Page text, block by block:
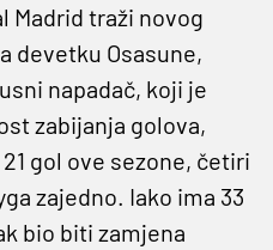
Madrid traži novog
devetku Osasune,
napadač, koji je
zabijanja golova,
gol ove sezone, četiri
zajedno. Iako ima 33
bio biti zamjena